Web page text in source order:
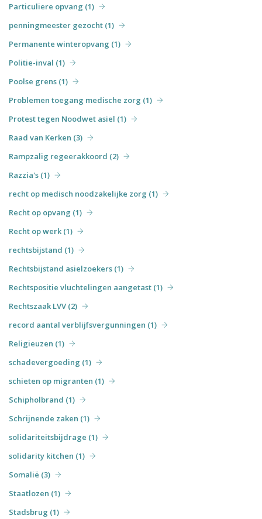
Particuliere opvang (1)
penningmeester gezocht (1)
Permanente winteropvang (1)
Politie-inval (1)
Poolse grens (1)
Problemen toegang medische zorg (1)
Protest tegen Noodwet asiel (1)
Raad van Kerken (3)
Rampzalig regeerakkoord (2)
Razzia's (1)
recht op medisch noodzakelijke zorg (1)
Recht op opvang (1)
Recht op werk (1)
rechtsbijstand (1)
Rechtsbijstand asielzoekers (1)
Rechtspositie vluchtelingen aangetast (1)
Rechtszaak LVV (2)
record aantal verblijfsvergunningen (1)
Religieuzen (1)
schadevergoeding (1)
schieten op migranten (1)
Schipholbrand (1)
Schrijnende zaken (1)
solidariteitsbijdrage (1)
solidarity kitchen (1)
Somalië (3)
Staatlozen (1)
Stadsbrug (1)